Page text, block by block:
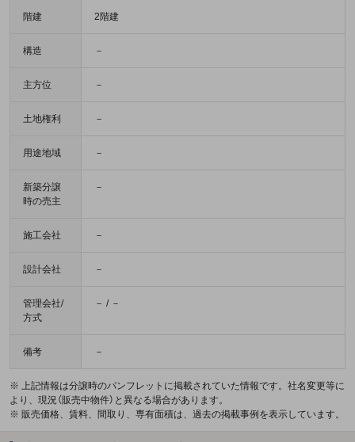
階建 2階建
構造 －
主方位 －
土地権利 －
用途地域 －
新築分譲
時の売主
－
施工会社 －
設計会社 －
管理会社/
方式
－ / －
備考 －
※ 上記情報は分譲時のパンフレットに掲載されていた情報です。社名変更等に
より、現況（販売中物件）と異なる場合があります。
※ 販売価格、賃料、間取り、専有面積は、過去の掲載事例を表示しています。